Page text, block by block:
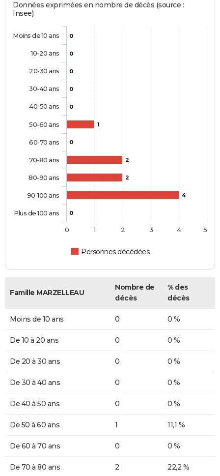
Données exprimées en nombre de décès (source :
Insee)
0
0
0
0
0
1
0
2
2
4
0
Personnes décédées
Moins de 10 ans
10-20 ans
20-30 ans
30-40 ans
40-50 ans
50-60 ans
60-70 ans
70-80 ans
80-90 ans
90-100 ans
Plus de 100 ans
0 1 2 3 4 5
Famille MARZELLEAU
Nombre de
décès
% des
décès
Moins de 10 ans 0 0 %
De 10 à 20 ans 0 0 %
De 20 à 30 ans 0 0 %
De 30 à 40 ans 0 0 %
De 40 à 50 ans 0 0 %
De 50 à 60 ans 1 11,1 %
De 60 à 70 ans 0 0 %
De 70 à 80 ans 2 22,2 %